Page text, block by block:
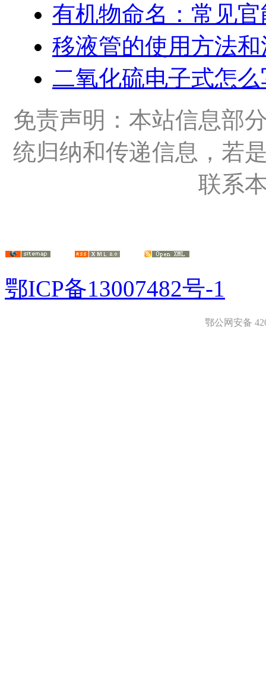
有机物命名：常见
移液管的使用方法
二氧化硫电子式怎
免责声明：本站信息部
统归纳和传递信息，若
联系
鄂ICP备13007482号-1
鄂公网安备